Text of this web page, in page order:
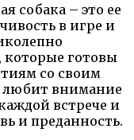
собака – это ее
в игре и
готовы
со своим
любит внимание
встрече и
и преданность.